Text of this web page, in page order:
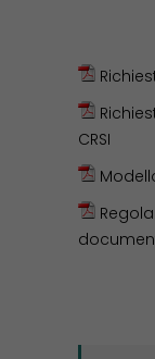
CRSI